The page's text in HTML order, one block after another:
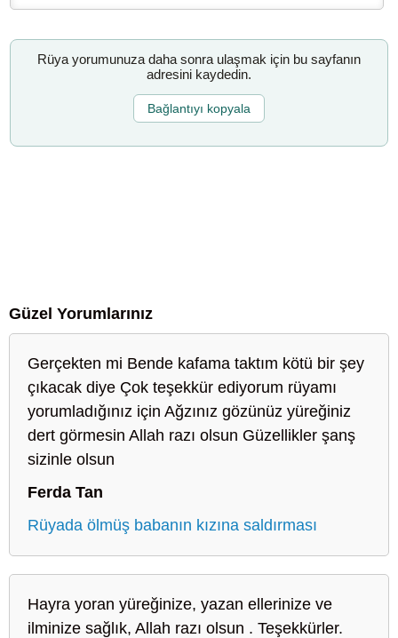
Rüya yorumunuza daha sonra ulaşmak için bu sayfanın
adresini kaydedin.
Bağlantıyı kopyala
Güzel Yorumlarınız
Gerçekten mi Bende kafama taktım kötü bir şey
çıkacak diye Çok teşekkür ediyorum rüyamı
yorumladığınız için Ağzınız gözünüz yüreğiniz
dert görmesin Allah razı olsun Güzellikler şanş
sizinle olsun
Ferda Tan
Rüyada ölmüş babanın kızına saldırması
Hayra yoran yüreğinize, yazan ellerinize ve
ilminize sağlık, Allah razı olsun . Teşekkürler.